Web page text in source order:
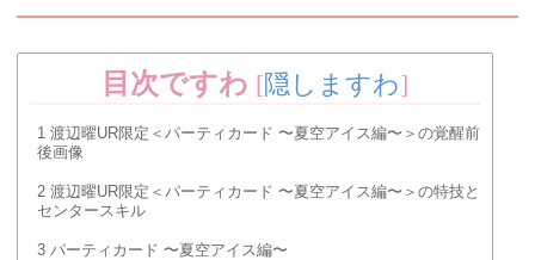
目次ですわ [隠しますわ]
1 渡辺曜UR限定＜パーティカード 〜夏空アイス編〜＞の覚醒前
後画像
2 渡辺曜UR限定＜パーティカード 〜夏空アイス編〜＞の特技と
センタースキル
3 パーティカード 〜夏空アイス編〜